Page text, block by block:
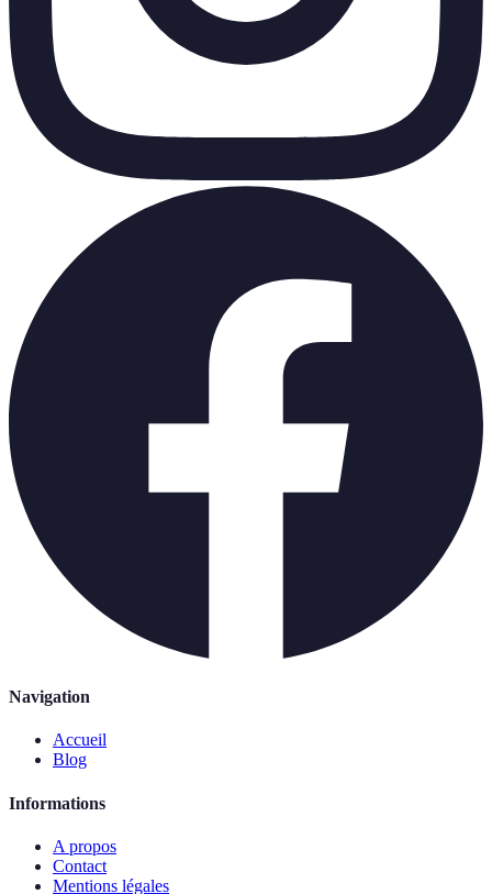
Navigation
Accueil
Blog
Informations
A propos
Contact
Mentions légales